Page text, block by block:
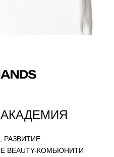
АКАДЕМИЯ
РАЗВИТИЕ
BEAUTY-КОМЬЮНИТИ